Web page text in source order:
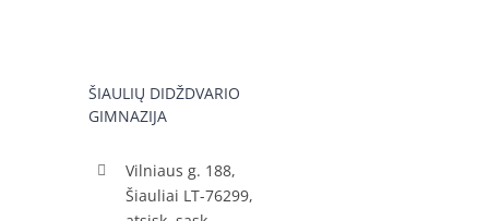
ŠIAULIŲ DIDŽDVARIO
GIMNAZIJA
Vilniaus g. 188,
Šiauliai LT-76299,